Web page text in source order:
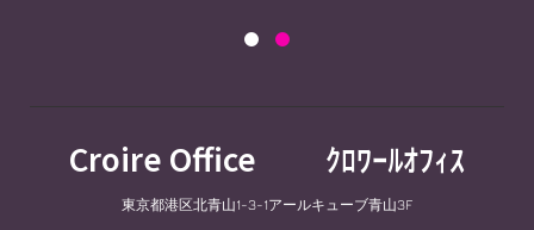
Croire Office ｸﾛﾜｰﾙｵﾌｨｽ
東京都港区北青山1-3-1アールキューブ青山3F